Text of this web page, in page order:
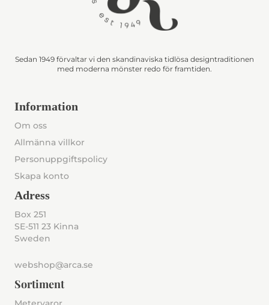
Sedan 1949 förvaltar vi den skandinaviska tidlösa designtraditionen
med moderna mönster redo för framtiden.
Information
Om oss
Allmänna villkor
Personuppgiftspolicy
Skapa konto
Adress
Box 251
SE-511 23 Kinna
Sweden
webshop@arca.se
Sortiment